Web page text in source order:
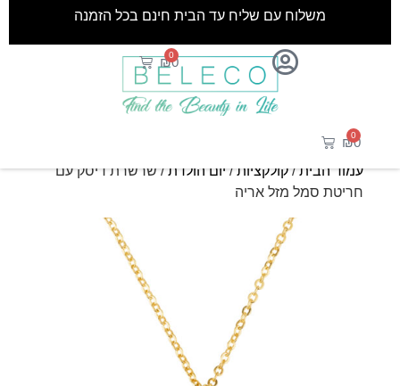
₪0
0
משלוח עם שליח עד הבית חינם בכל הזמנה
₪0
0
עמוד הבית/קולקציות/יום הולדת/ שרשרת דיסק עם
חריטת סמל מזל אריה